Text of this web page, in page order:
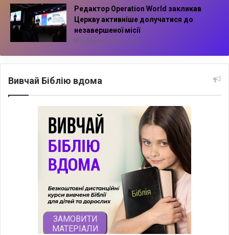
Редактор Operation World закликав
Церкву активніше долучатися до
незавершеної місії
5 Серпня, 2026, 10:14
Вивчай Біблію вдома